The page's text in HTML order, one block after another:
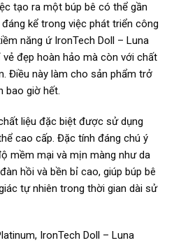
tạo ra một búp bê có thể gần
kể trong việc phát triển công
năng ứ IronTech Doll – Luna
đẹp hoàn hảo mà còn với chất
Điều này làm cho sản phẩm trở
bao giờ hết.
liệu đặc biệt được sử dụng
cao cấp. Đặc tính đáng chú ý
mềm mại và mịn màng như da
hồi và bền bỉ cao, giúp búp bê
tự nhiên trong thời gian dài sử
IronTech Doll – Luna